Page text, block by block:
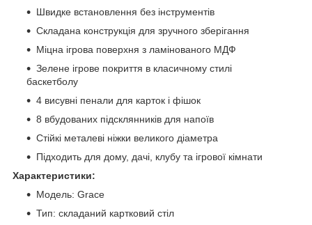
Швидке встановлення без інструментів
Складана конструкція для зручного зберігання
Міцна ігрова поверхня з ламінованого МДФ
Зелене ігрове покриття в класичному стилі
баскетболу
4 висувні пенали для карток і фішок
8 вбудованих підсклянників для напоїв
Стійкі металеві ніжки великого діаметра
Підходить для дому, дачі, клубу та ігрової кімнати
Характеристики:
Модель: Grace
Тип: складаний картковий стіл